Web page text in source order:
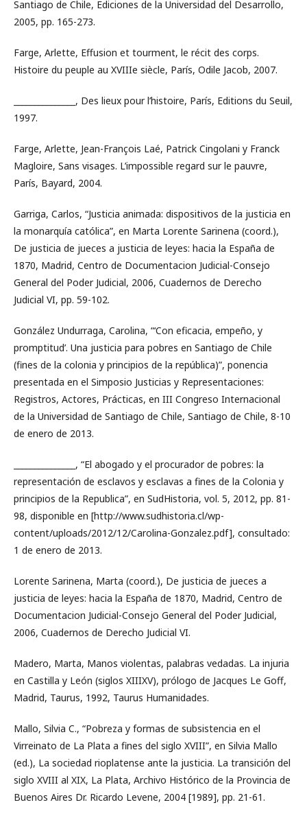
Santiago de Chile, Ediciones de la Universidad del Desarrollo,
2005, pp. 165-273.
Farge, Arlette, Effusion et tourment, le récit des corps.
Histoire du peuple au XVIIIe siècle, París, Odile Jacob, 2007.
_______________, Des lieux pour l’histoire, París, Editions du Seuil,
1997.
Farge, Arlette, Jean-François Laé, Patrick Cingolani y Franck
Magloire, Sans visages. L’impossible regard sur le pauvre,
París, Bayard, 2004.
Garriga, Carlos, “Justicia animada: dispositivos de la justicia en
la monarquía católica”, en Marta Lorente Sarinena (coord.),
De justicia de jueces a justicia de leyes: hacia la España de
1870, Madrid, Centro de Documentacion Judicial-Consejo
General del Poder Judicial, 2006, Cuadernos de Derecho
Judicial VI, pp. 59-102.
González Undurraga, Carolina, “‘Con eficacia, empeño, y
promptitud’. Una justicia para pobres en Santiago de Chile
(fines de la colonia y principios de la república)”, ponencia
presentada en el Simposio Justicias y Representaciones:
Registros, Actores, Prácticas, en III Congreso Internacional
de la Universidad de Santiago de Chile, Santiago de Chile, 8-10
de enero de 2013.
_______________, “El abogado y el procurador de pobres: la
representación de esclavos y esclavas a fines de la Colonia y
principios de la Republica”, en SudHistoria, vol. 5, 2012, pp. 81-
98, disponible en [http://www.sudhistoria.cl/wp-
content/uploads/2012/12/Carolina-Gonzalez.pdf], consultado:
1 de enero de 2013.
Lorente Sarinena, Marta (coord.), De justicia de jueces a
justicia de leyes: hacia la España de 1870, Madrid, Centro de
Documentacion Judicial-Consejo General del Poder Judicial,
2006, Cuadernos de Derecho Judicial VI.
Madero, Marta, Manos violentas, palabras vedadas. La injuria
en Castilla y León (siglos XIIIXV), prólogo de Jacques Le Goff,
Madrid, Taurus, 1992, Taurus Humanidades.
Mallo, Silvia C., “Pobreza y formas de subsistencia en el
Virreinato de La Plata a fines del siglo XVIII”, en Silvia Mallo
(ed.), La sociedad rioplatense ante la justicia. La transición del
siglo XVIII al XIX, La Plata, Archivo Histórico de la Provincia de
Buenos Aires Dr. Ricardo Levene, 2004 [1989], pp. 21-61.